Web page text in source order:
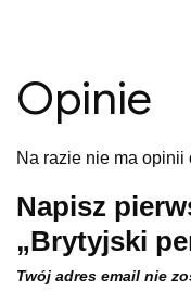
Opinie
Na razie nie ma opinii
Napisz
„Brytyjski
Twój adres email nie